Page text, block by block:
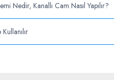
Nedir, Kanallı Cam Nasıl Yapılır?